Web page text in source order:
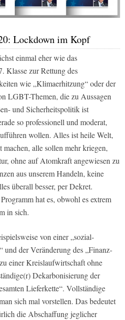
Lockdown im Kopf
einmal eher wie das
Klasse zur Rettung des
wie „Klimaerhitzung“ oder der
LGBT-Themen, die zu Aussagen
und Sicherheitspolitik ist
so professionell und moderat,
wollen. Alles ist heile Welt,
machen, alle sollen mehr kriegen,
ohne auf Atomkraft angewiesen zu
aus unserem Handeln, keine
überall besser, per Dekret.
hat es, obwohl es extrem
in sich.
von einer „sozial-
und der Veränderung des „Finanz-
einer Kreislaufwirtschaft ohne
Dekarbonisierung der
Lieferkette“. Vollständige
sich mal vorstellen. Das bedeutet
die Abschaffung jeglicher